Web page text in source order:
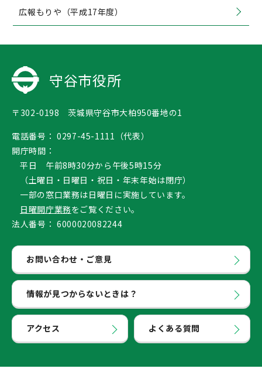
広報もりや（平成17年度）
守谷市役所
〒302-0198 茨城県守谷市大柏950番地の1
電話番号： 0297-45-1111（代表）
開庁時間：
平日 午前8時30分から午後5時15分
（土曜日・日曜日・祝日・年末年始は閉庁）
一部の窓口業務は日曜日に実施しています。
日曜開庁業務をご覧ください。
法人番号： 6000020082244
お問い合わせ・ご意見
情報が見つからないときは？
アクセス よくある質問